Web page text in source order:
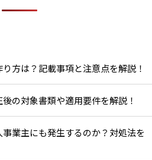
方は？記載事項と注意点を解説！
の対象書類や適用要件を解説！
業主にも発生するのか？対処法を